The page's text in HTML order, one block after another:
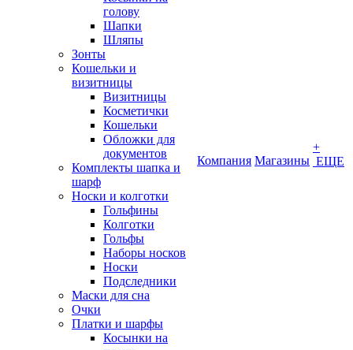
голову
Шапки
Шляпы
Зонты
Кошельки и
визитницы
Визитницы
Косметички
Кошельки
Обложки для
документов
Комплекты шапка и
шарф
Носки и колготки
Гольфины
Колготки
Гольфы
Наборы носков
Носки
Подследники
Маски для сна
Очки
Платки и шарфы
Косынки на
Компания Магазины
+
ЕЩЕ